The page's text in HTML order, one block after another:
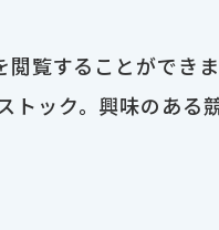
覧することができ
ック。興味のある